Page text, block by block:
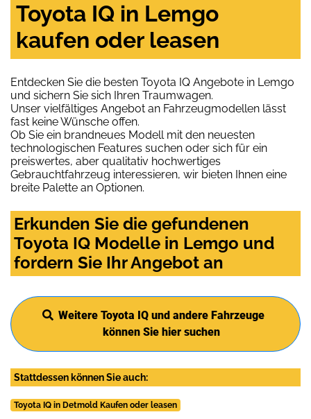
Toyota IQ in Lemgo
kaufen oder leasen
Entdecken Sie die besten Toyota IQ Angebote in Lemgo
und sichern Sie sich Ihren Traumwagen.
Unser vielfältiges Angebot an Fahrzeugmodellen lässt
fast keine Wünsche offen.
Ob Sie ein brandneues Modell mit den neuesten
technologischen Features suchen oder sich für ein
preiswertes, aber qualitativ hochwertiges
Gebrauchtfahrzeug interessieren, wir bieten Ihnen eine
breite Palette an Optionen.
Erkunden Sie die gefundenen
Toyota IQ Modelle in Lemgo und
fordern Sie Ihr Angebot an
Weitere Toyota IQ und andere Fahrzeuge
können Sie hier suchen
Stattdessen können Sie auch:
Toyota IQ in Detmold Kaufen oder leasen